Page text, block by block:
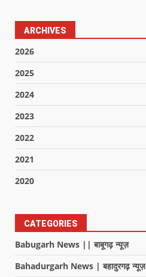
ARCHIVES
2026
2025
2024
2023
2022
2021
2020
CATEGORIES
Babugarh News || बाबूगढ़ न्यूज़
Bahadurgarh News | बहादुरगढ़ न्यूज़